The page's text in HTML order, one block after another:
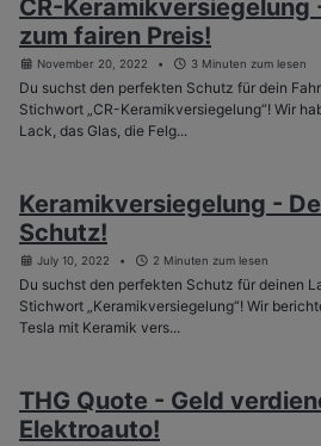
CR-Keramikversiegelung
zum fairen Preis!
November 20, 2022 3 Minuten zum lesen
Du suchst den perfekten Schutz für dein
Stichwort „CR-Keramikversiegelung“! Wir
Lack, das Glas, die Felg...
Keramikversiegelung -
Schutz!
July 10, 2022 2 Minuten zum lesen
Du suchst den perfekten Schutz für deinen
Stichwort „Keramikversiegelung“! Wir
Tesla mit Keramik vers...
THG Quote - Geld
Elektroauto!